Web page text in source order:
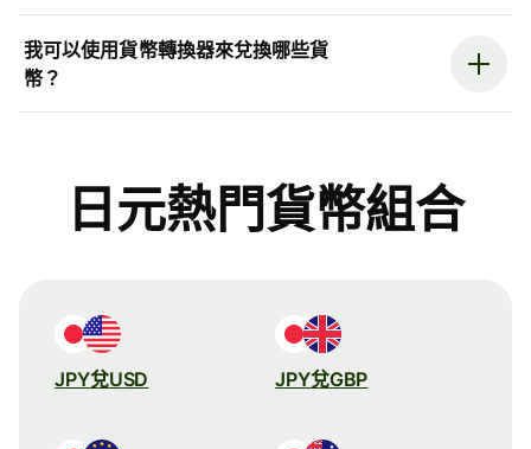
我可以使用貨幣轉換器來兌換哪些貨
幣？
日元熱門貨幣組合
JPY兌USD JPY兌GBP